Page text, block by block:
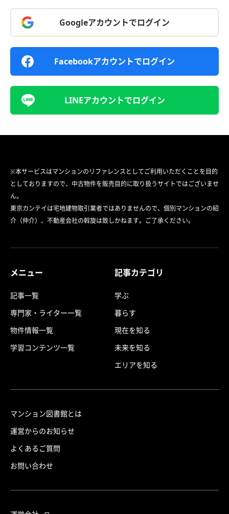
Googleアカウントでログイン
Facebookアカウントでログイン
LINEアカウントでログイン
※本サービスはマンションのリファレンスとしてご利用いただくことを目的
としておりますので、中古物件を販売目的に取り扱うサイトではございませ
ん。
東京カンテイは宅地建物取引業者ではありませんので、個別マンションの紹
介（仲介）、不動産会社の斡旋は致しかねます。ご了承ください。
メニュー
記事一覧
専門家・ライター一覧
物件情報一覧
学習コンテンツ一覧
記事カテゴリ
学ぶ
暮らす
現在を知る
未来を知る
エリアを知る
マンション図書館とは
運営からのお知らせ
よくあるご質問
お問い合わせ